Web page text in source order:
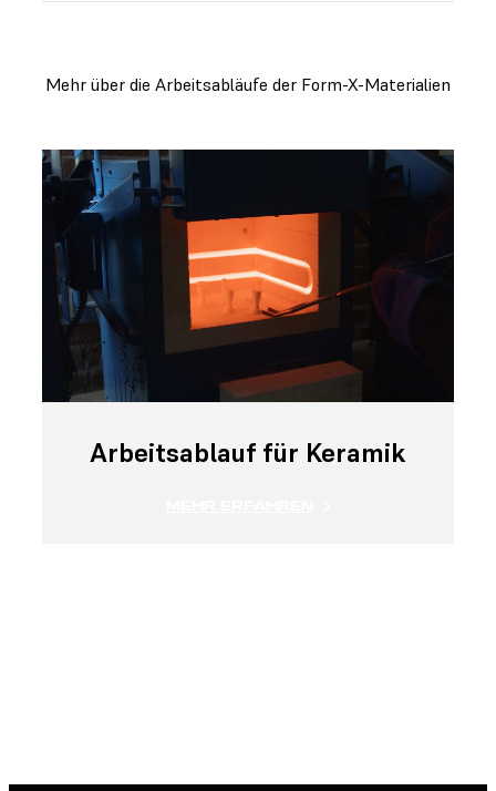
Mehr über die Arbeitsabläufe der Form-X-Materialien
Arbeitsablauf für Keramik